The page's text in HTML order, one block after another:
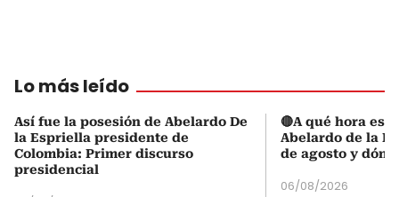
Lo más leído
Así fue la posesión de Abelardo De
la Espriella presidente de
Colombia: Primer discurso
presidencial
🔴A qué hora es
Abelardo de la
de agosto y
06/08/2026